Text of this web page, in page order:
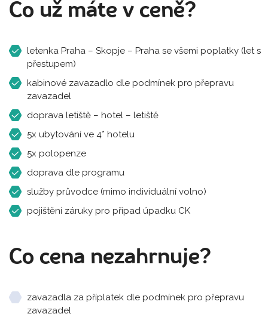
Co už máte v ceně?
letenka Praha – Skopje – Praha se všemi poplatky (let s
přestupem)
kabinové zavazadlo dle podmínek pro přepravu
zavazadel
doprava letiště – hotel – letiště
5x ubytování ve 4* hotelu
5x polopenze
doprava dle programu
služby průvodce (mimo individuální volno)
pojištění záruky pro případ úpadku CK
Co cena nezahrnuje?
zavazadla za příplatek dle podmínek pro přepravu
zavazadel